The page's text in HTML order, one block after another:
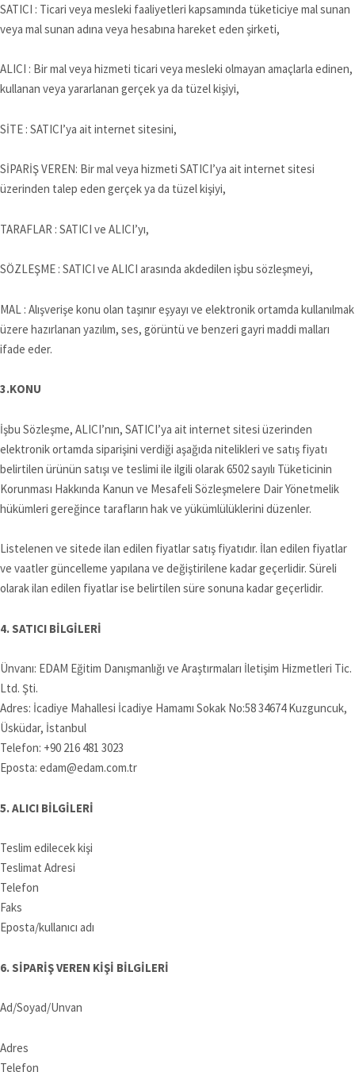
SATICI : Ticari veya mesleki faaliyetleri kapsamında tüketiciye mal sunan
veya mal sunan adına veya hesabına hareket eden şirketi,
ALICI : Bir mal veya hizmeti ticari veya mesleki olmayan amaçlarla edinen,
kullanan veya yararlanan gerçek ya da tüzel kişiyi,
SİTE : SATICI’ya ait internet sitesini,
SİPARİŞ VEREN: Bir mal veya hizmeti SATICI’ya ait internet sitesi
üzerinden talep eden gerçek ya da tüzel kişiyi,
TARAFLAR : SATICI ve ALICI’yı,
SÖZLEŞME : SATICI ve ALICI arasında akdedilen işbu sözleşmeyi,
MAL : Alışverişe konu olan taşınır eşyayı ve elektronik ortamda kullanılmak
üzere hazırlanan yazılım, ses, görüntü ve benzeri gayri maddi malları
ifade eder.
3.KONU
İşbu Sözleşme, ALICI’nın, SATICI’ya ait internet sitesi üzerinden
elektronik ortamda siparişini verdiği aşağıda nitelikleri ve satış fiyatı
belirtilen ürünün satışı ve teslimi ile ilgili olarak 6502 sayılı Tüketicinin
Korunması Hakkında Kanun ve Mesafeli Sözleşmelere Dair Yönetmelik
hükümleri gereğince tarafların hak ve yükümlülüklerini düzenler.
Listelenen ve sitede ilan edilen fiyatlar satış fiyatıdır. İlan edilen fiyatlar
ve vaatler güncelleme yapılana ve değiştirilene kadar geçerlidir. Süreli
olarak ilan edilen fiyatlar ise belirtilen süre sonuna kadar geçerlidir.
4. SATICI BİLGİLERİ
Ünvanı: EDAM Eğitim Danışmanlığı ve Araştırmaları İletişim Hizmetleri Tic.
Ltd. Şti.
Adres: İcadiye Mahallesi İcadiye Hamamı Sokak No:58 34674 Kuzguncuk,
Üsküdar, İstanbul
Telefon: +90 216 481 3023
Eposta: edam@edam.com.tr
5. ALICI BİLGİLERİ
Teslim edilecek kişi
Teslimat Adresi
Telefon
Faks
Eposta/kullanıcı adı
6. SİPARİŞ VEREN KİŞİ BİLGİLERİ
Ad/Soyad/Unvan
Adres
Telefon